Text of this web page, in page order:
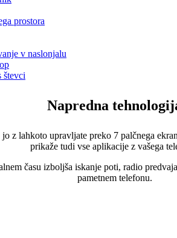
Napredna
z lahkoto upravljate preko 7 palčnega
prikaže tudi vse aplikacije z vašega
času izboljša iskanje poti, radio
pametnem telefonu.